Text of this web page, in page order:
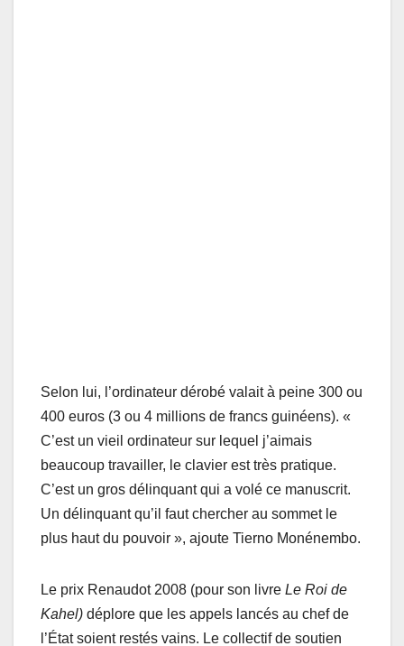
Selon lui, l’ordinateur dérobé valait à peine 300 ou
400 euros (3 ou 4 millions de francs guinéens). «
C’est un vieil ordinateur sur lequel j’aimais
beaucoup travailler, le clavier est très pratique.
C’est un gros délinquant qui a volé ce manuscrit.
Un délinquant qu’il faut chercher au sommet le
plus haut du pouvoir », ajoute Tierno Monénembo.
Le prix Renaudot 2008 (pour son livre Le Roi de
Kahel) déplore que les appels lancés au chef de
l’État soient restés vains. Le collectif de soutien